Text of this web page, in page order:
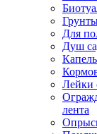
Для
Душ
Лейки
лента